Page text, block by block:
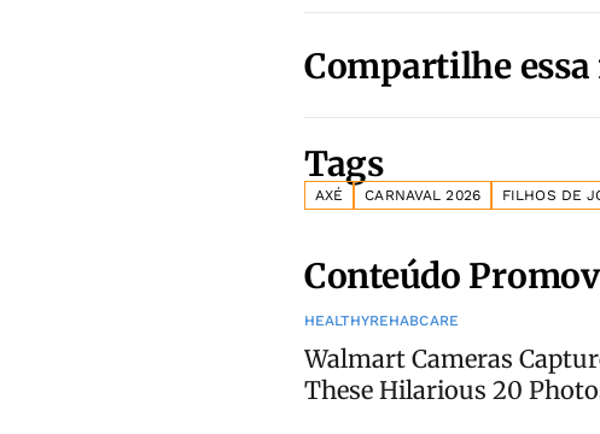
Compartilhe
Tags
AXÉ CARNAVAL 2026 FILHOS DE